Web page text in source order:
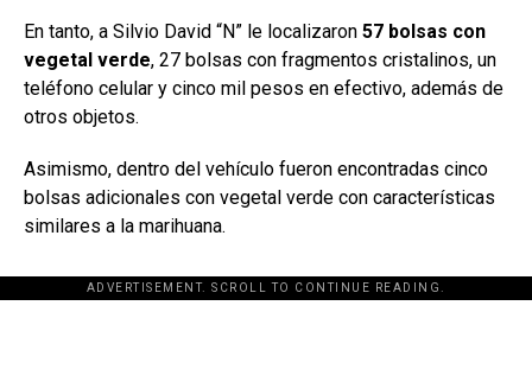
En tanto, a Silvio David “N” le localizaron 57 bolsas con
vegetal verde, 27 bolsas con fragmentos cristalinos, un
teléfono celular y cinco mil pesos en efectivo, además de
otros objetos.
Asimismo, dentro del vehículo fueron encontradas cinco
bolsas adicionales con vegetal verde con características
similares a la marihuana.
ADVERTISEMENT. SCROLL TO CONTINUE READING.
[adsforwp id="243463"]